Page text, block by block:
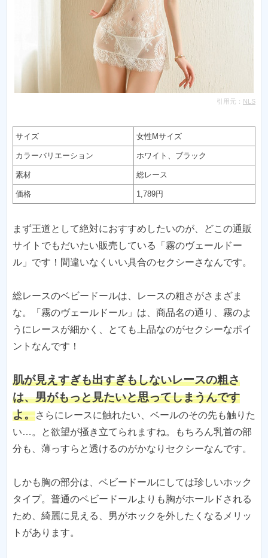
引用元： NLS
サイズ 女性Mサイズ
カラーバリエーション ホワイト、ブラック
素材 総レース
価格 1,789円
まず王道として絶対におすすめしたいのが、どこの通販
サイトでもだいたい販売している「霧のヴェールドー
ル」です！間違いなくいい具合のセクシーさなんです。
総レースのベビードールは、レースの粗さがさまざま
な。「霧のヴェールドール」は、商品名の通り、霧のよ
うにレースが細かく、とても上品なのがセクシーなポイ
ントなんです！
肌が見えすぎも出すぎもしないレースの粗さ
は、男がもっと見たいと思ってしまうんです
よ。さらにレースに触れたい、ベールのその先も触りた
い…。と欲望が掻き立てられますね。もちろん乳首の部
分も、薄っすらと透けるのがかなりセクシーなんです。
しかも胸の部分は、ベビードールにしては珍しいホック
タイプ。普通のベビードールよりも胸がホールドされる
ため、綺麗に見える、男がホックを外したくなるメリッ
トがあります。